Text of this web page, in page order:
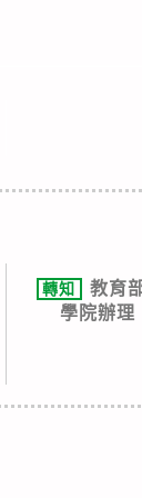
轉知
教育
學院辦理